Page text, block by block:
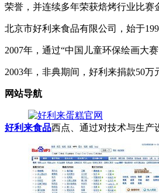
荣誉，并连续多年荣获焙烤行业比
北京市好利来食品有限公司，始于
2007年，通过“中国儿童环保绘画大
2003年，非典期间，好利来捐款50万
网站导航
好利来食品西点、通过对技术与生产